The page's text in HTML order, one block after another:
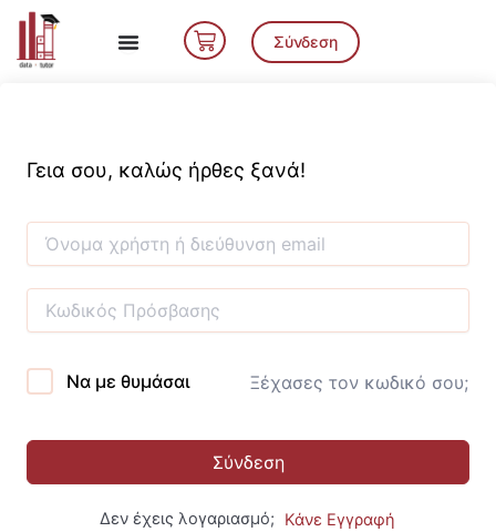
Μετάβαση
περιεχόμενο
Cart Σύνδεση
Γεια σου, καλώς ήρθες ξανά!
Να με θυμάσαι Ξέχασες τον κωδικό σου;
Σύνδεση
Δεν έχεις λογαριασμό; Κάνε Εγγραφή